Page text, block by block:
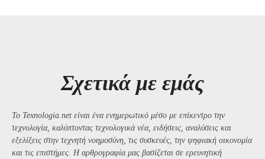
Σχετικά με εμάς
Το Texnologia.net είναι ένα ενημερωτικό μέσο με επίκεντρο την
τεχνολογία, καλύπτοντας τεχνολογικά νέα, ειδήσεις, αναλύσεις και
εξελίξεις στην τεχνητή νοημοσύνη, τις συσκευές, την ψηφιακή οικονομία
και τις επιστήμες. Η αρθρογραφία μας βασίζεται σε ερευνητική